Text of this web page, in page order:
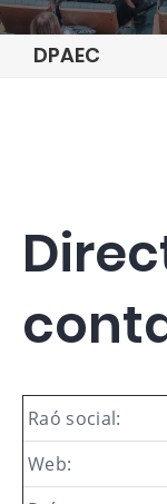
DPAEC
Raó social:
Web: